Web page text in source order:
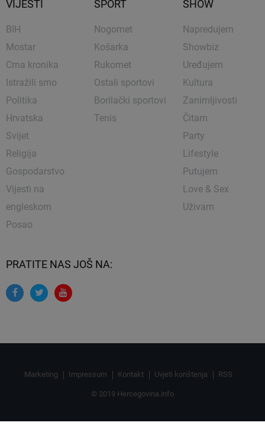
VIJESTI
BIH
Mostar
Crna kronika
Istražili smo
Politika
Hrvatska
Svijet
Religija
Gospodarstvo
Vijesti na
engleskom
Posao
SPORT
Nogomet
Košarka
Rukomet
Ostali sportovi
Borilački sportovi
Tenis
SHOW
Napredujem
Showbiz
Uređujem
Kultura
Zanimljivosti
Čitam
Party
Lifestyle
Putujem
Love & Sex
Uživam
PRATITE NAS JOŠ NA:
Marketing Impressum Kontakt Uvjeti korištenja RSS
© 2019 Hercegovina.info